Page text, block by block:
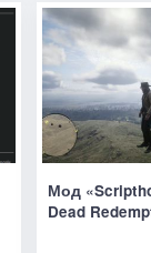
Мод
Dead